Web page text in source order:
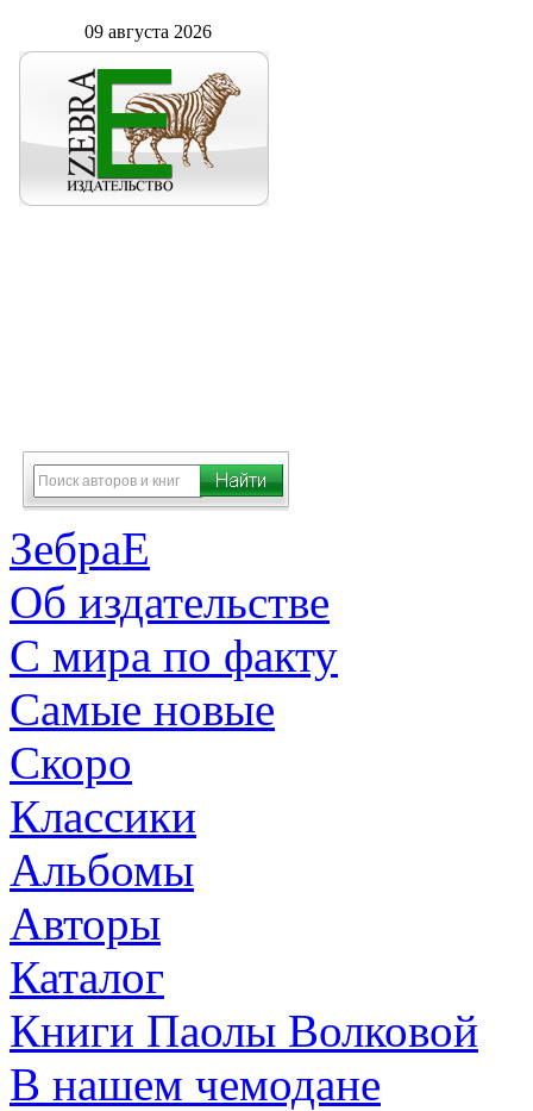
09 августа 2026
ЗебраЕ
Об издательстве
С мира по факту
Самые новые
Скоро
Классики
Альбомы
Авторы
Каталог
Книги Паолы Волковой
В нашем чемодане